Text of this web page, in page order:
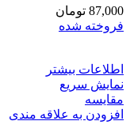
87,000 تومان
فروخته شده
اطلاعات بیشتر
نمایش سریع
مقايسه
افزودن به علاقه مندی